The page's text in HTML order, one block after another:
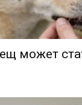
может